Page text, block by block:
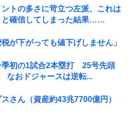
トの多さに苛立つ左派、これは
と確信してしまった結果……
が下がっても値下げしません」
季初の1試合2本塁打 25号先頭
なおドジャースは逆転...
さん（資産約43兆7700億円）